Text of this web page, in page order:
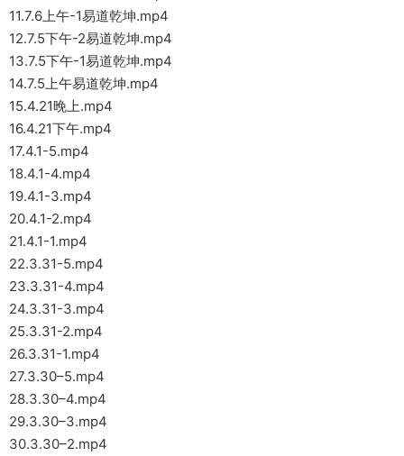
11.7.6上午-1易道乾坤.mp4
12.7.5下午-2易道乾坤.mp4
13.7.5下午-1易道乾坤.mp4
14.7.5上午易道乾坤.mp4
15.4.21晚上.mp4
16.4.21下午.mp4
17.4.1-5.mp4
18.4.1-4.mp4
19.4.1-3.mp4
20.4.1-2.mp4
21.4.1-1.mp4
22.3.31-5.mp4
23.3.31-4.mp4
24.3.31-3.mp4
25.3.31-2.mp4
26.3.31-1.mp4
27.3.30–5.mp4
28.3.30–4.mp4
29.3.30–3.mp4
30.3.30–2.mp4